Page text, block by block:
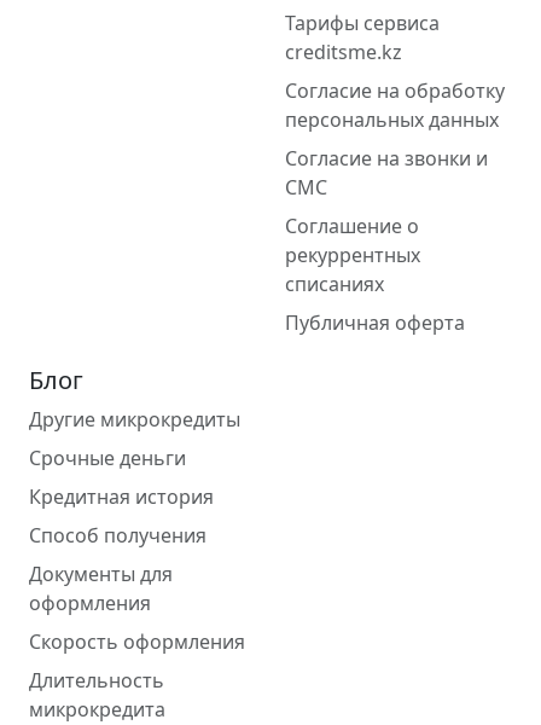
Тарифы сервиса
creditsme.kz
Согласие на обработку
персональных данных
Согласие на звонки и
СМС
Соглашение о
рекуррентных
списаниях
Публичная оферта
Блог
Другие микрокредиты
Срочные деньги
Кредитная история
Способ получения
Документы для
оформления
Скорость оформления
Длительность
микрокредита